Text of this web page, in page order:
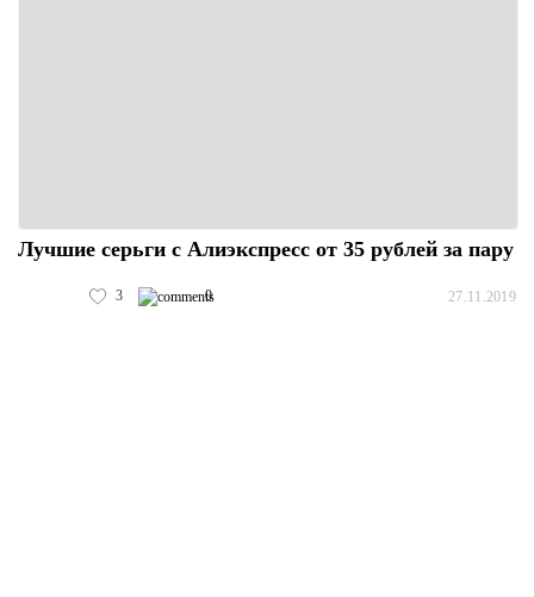
Лучшие серьги с Алиэкспресс от 35 рублей за пару
3 0 27.11.2019